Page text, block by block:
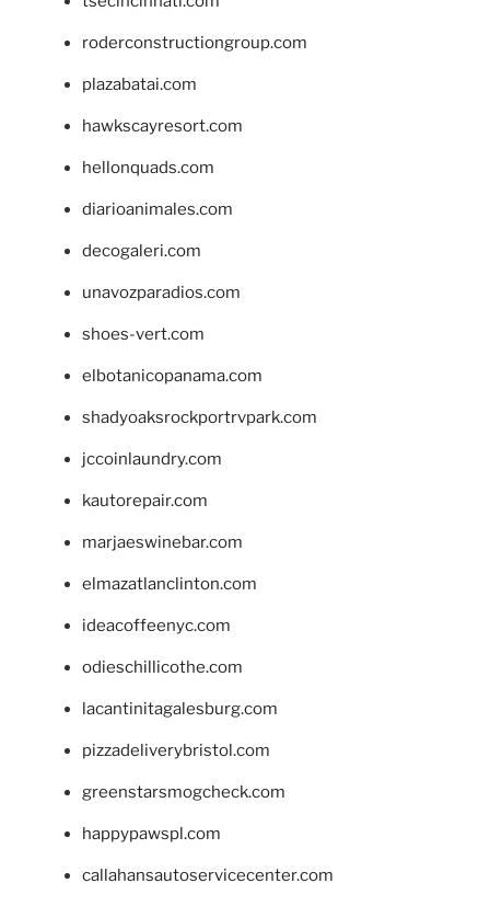
roderconstructiongroup.com
plazabatai.com
hawkscayresort.com
hellonquads.com
diarioanimales.com
decogaleri.com
unavozparadios.com
shoes-vert.com
elbotanicopanama.com
shadyoaksrockportrvpark.com
jccoinlaundry.com
kautorepair.com
marjaeswinebar.com
elmazatlanclinton.com
ideacoffeenyc.com
odieschillicothe.com
lacantinitagalesburg.com
pizzadeliverybristol.com
greenstarsmogcheck.com
happypawspl.com
callahansautoservicecenter.com